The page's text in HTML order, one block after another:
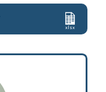
xlsx